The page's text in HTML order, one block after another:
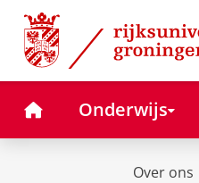
Skip
Content
Skip
Navigation
HomeOnderwijs
Over ons